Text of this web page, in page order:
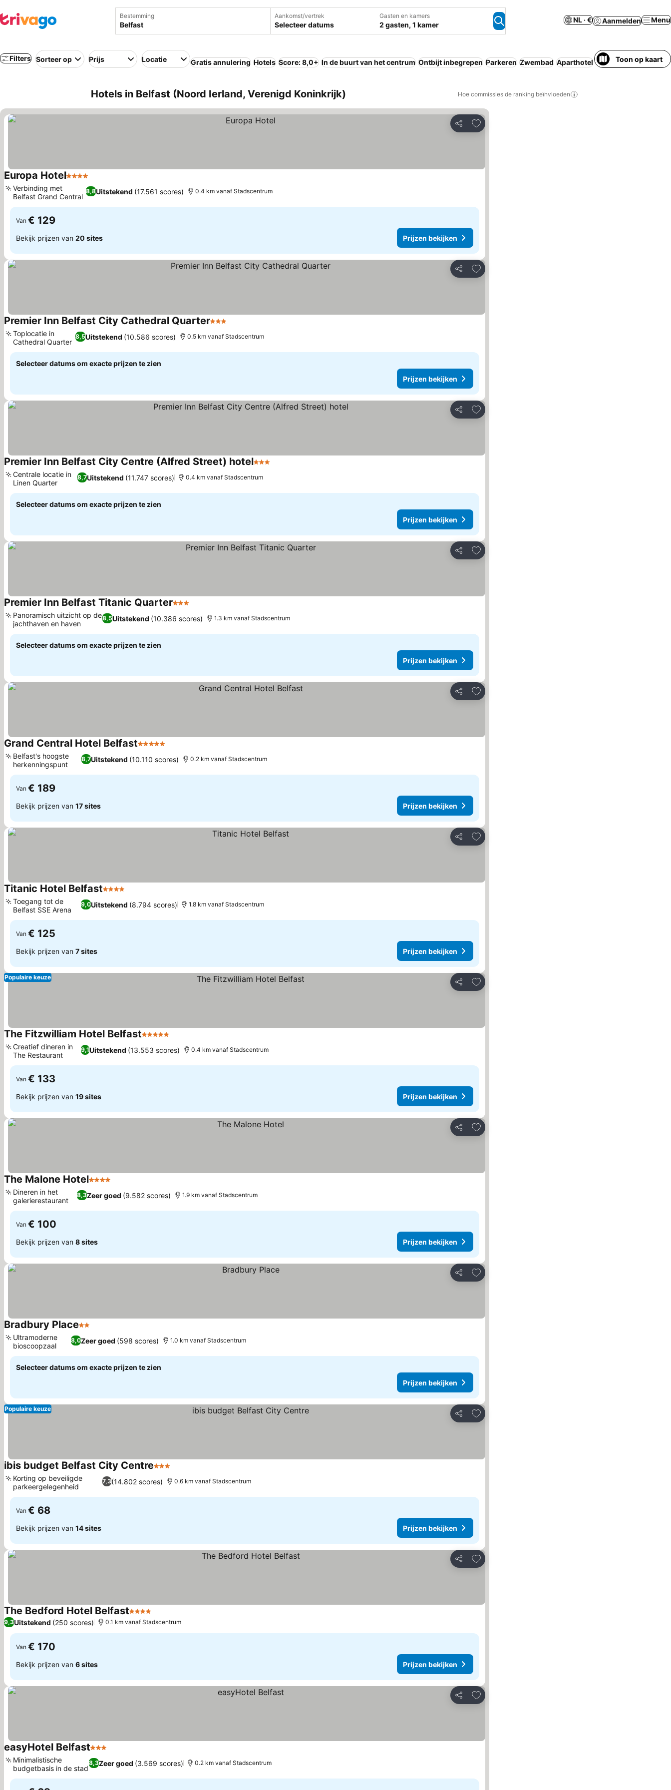
Bestemming Aankomst/vertrek
Selecteer datums
Gasten en kamers
2 gasten, 1 kamer
NL · € Aanmelden Menu
Filters Sorteer op Prijs Locatie Gratis annulering Hotels Score: 8,0+ In de buurt van het centrum Ontbijt inbegrepen Parkeren Zwembad Aparthotel Wifi Bed & Breakfast
Toon op kaart
Hotels in Belfast (Noord Ierland, Verenigd Koninkrijk) Hoe commissies de ranking beïnvloeden
Delen
Toevoegen aan favorieten
Europa Hotel4 Sterren
8,8Uitstekend (17.561 scores)
Verbinding met
Belfast Grand Central
0.4 km vanaf Stadscentrum
Van € 129
Bekijk prijzen van 20 sites Prijzen bekijken
Delen
Toevoegen aan favorieten
Premier Inn Belfast City Cathedral Quarter3 Sterren
8,5Uitstekend (10.586 scores)
Toplocatie in
Cathedral Quarter
0.5 km vanaf Stadscentrum
Selecteer datums om exacte prijzen te zien
Prijzen bekijken
Delen
Toevoegen aan favorieten
Premier Inn Belfast City Centre (Alfred Street) hotel3 Sterren
8,7Uitstekend (11.747 scores)
Centrale locatie in
Linen Quarter
0.4 km vanaf Stadscentrum
Selecteer datums om exacte prijzen te zien
Prijzen bekijken
Delen
Toevoegen aan favorieten
Premier Inn Belfast Titanic Quarter3 Sterren
8,5Uitstekend (10.386 scores)
Panoramisch uitzicht op de
jachthaven en haven
1.3 km vanaf Stadscentrum
Selecteer datums om exacte prijzen te zien
Prijzen bekijken
Delen
Toevoegen aan favorieten
Grand Central Hotel Belfast5 Sterren
8,7Uitstekend (10.110 scores)
Belfast's hoogste
herkenningspunt
0.2 km vanaf Stadscentrum
Van € 189
Bekijk prijzen van 17 sites Prijzen bekijken
Delen
Toevoegen aan favorieten
Titanic Hotel Belfast4 Sterren
9,0Uitstekend (8.794 scores)
Toegang tot de
Belfast SSE Arena
1.8 km vanaf Stadscentrum
Van € 125
Bekijk prijzen van 7 sites Prijzen bekijken
Delen
Toevoegen aan favorieten
Populaire keuze
The Fitzwilliam Hotel Belfast5 Sterren
9,1Uitstekend (13.553 scores)
Creatief dineren in
The Restaurant
0.4 km vanaf Stadscentrum
Van € 133
Bekijk prijzen van 19 sites Prijzen bekijken
Delen
Toevoegen aan favorieten
The Malone Hotel4 Sterren
8,3Zeer goed (9.582 scores)
Dineren in het
galerierestaurant
1.9 km vanaf Stadscentrum
Van € 100
Bekijk prijzen van 8 sites Prijzen bekijken
Delen
Toevoegen aan favorieten
Bradbury Place2 Sterren
8,0Zeer goed (598 scores)
Ultramoderne
bioscoopzaal
1.0 km vanaf Stadscentrum
Selecteer datums om exacte prijzen te zien
Prijzen bekijken
Delen
Toevoegen aan favorieten
Populaire keuze
ibis budget Belfast City Centre3 Sterren
7,3(14.802 scores)
Korting op beveiligde
parkeergelegenheid
0.6 km vanaf Stadscentrum
Van € 68
Bekijk prijzen van 14 sites Prijzen bekijken
Delen
Toevoegen aan favorieten
The Bedford Hotel Belfast4 Sterren
9,3Uitstekend (250 scores) 0.1 km vanaf Stadscentrum
Van € 170
Bekijk prijzen van 6 sites Prijzen bekijken
Delen
Toevoegen aan favorieten
easyHotel Belfast3 Sterren
8,3Zeer goed (3.569 scores)
Minimalistische
budgetbasis in de stad
0.2 km vanaf Stadscentrum